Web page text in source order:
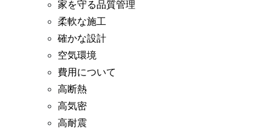
家を守る品質管理
柔軟な施工
確かな設計
空気環境
費用について
高断熱
高気密
高耐震